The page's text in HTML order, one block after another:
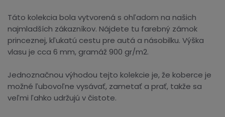
Táto kolekcia bola vytvorená s ohľadom na našich
najmladších zákazníkov. Nájdete tu farebný zámok
princeznej, kľukatú cestu pre autá a násobilku. Výška
vlasu je cca 6 mm, gramáž 900 gr/m2.
Jednoznačnou výhodou tejto kolekcie je, že koberce je
možné ľubovoľne vysávať, zametať a prať, takže sa
veľmi ľahko udržujú v čistote.